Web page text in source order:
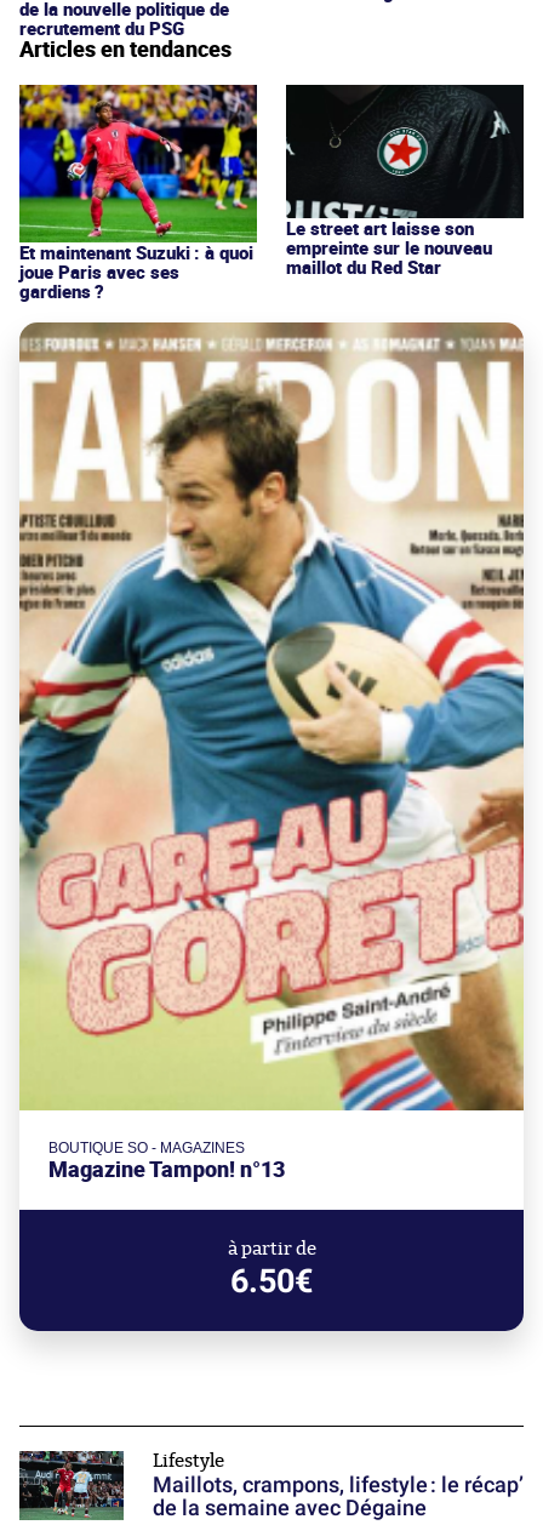
de la nouvelle politique de
recrutement du PSG
Articles en tendances
Et maintenant Suzuki : à quoi
joue Paris avec ses
gardiens ?
Le street art laisse son
empreinte sur le nouveau
maillot du Red Star
BOUTIQUE SO - MAGAZINES
Magazine Tampon! n°13
à partir de
6.50€
Lifestyle
Maillots, crampons, lifestyle : le récap’
de la semaine avec Dégaine